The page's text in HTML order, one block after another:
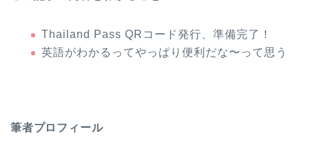
Thailand Pass QRコード発行、準備完了！
英語がわかるってやっぱり便利だな〜って思う
筆者プロフィール